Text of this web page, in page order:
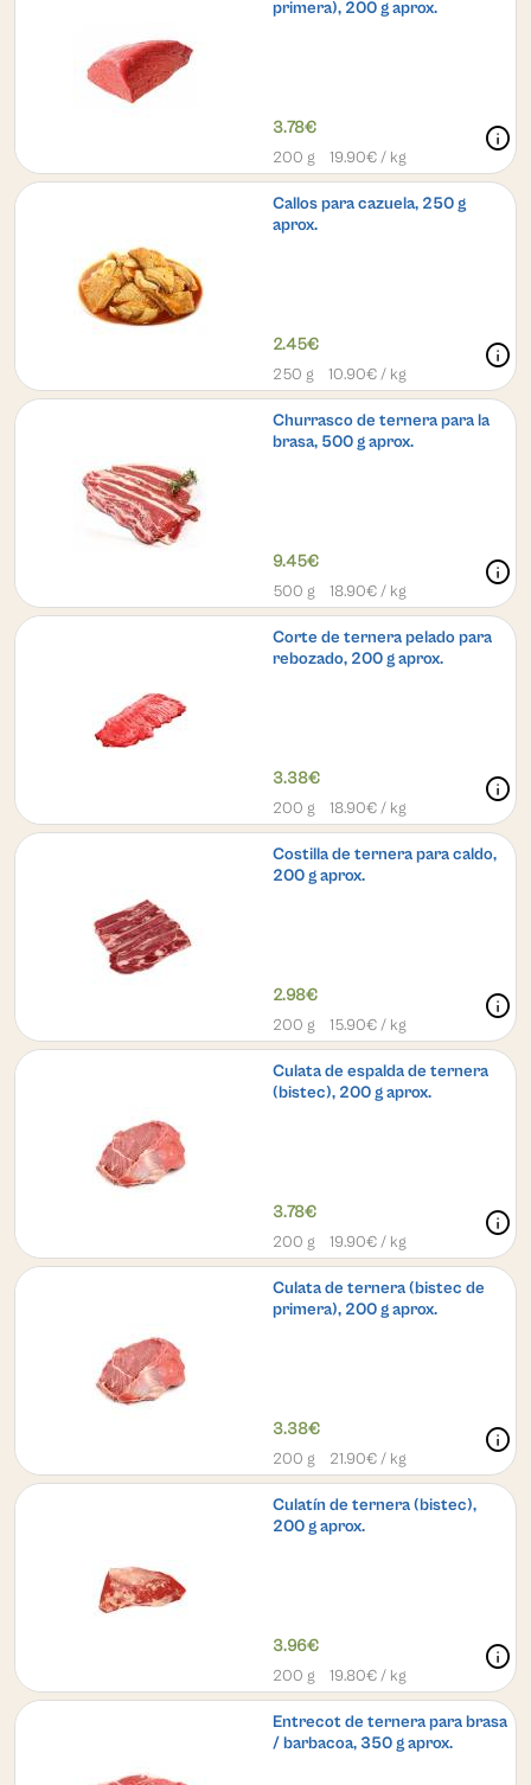
primera), 200 g aprox.
3.78€
200 g 19.90€ / kg
info
Callos para cazuela, 250 g
aprox.
2.45€
250 g 10.90€ / kg
info
Churrasco de ternera para la
brasa, 500 g aprox.
9.45€
500 g 18.90€ / kg
info
Corte de ternera pelado para
rebozado, 200 g aprox.
3.38€
200 g 18.90€ / kg
info
Costilla de ternera para caldo,
200 g aprox.
2.98€
200 g 15.90€ / kg
info
Culata de espalda de ternera
(bistec), 200 g aprox.
3.78€
200 g 19.90€ / kg
info
Culata de ternera (bistec de
primera), 200 g aprox.
3.38€
200 g 21.90€ / kg
info
Culatín de ternera (bistec),
200 g aprox.
3.96€
200 g 19.80€ / kg
info
Entrecot de ternera para brasa
/ barbacoa, 350 g aprox.